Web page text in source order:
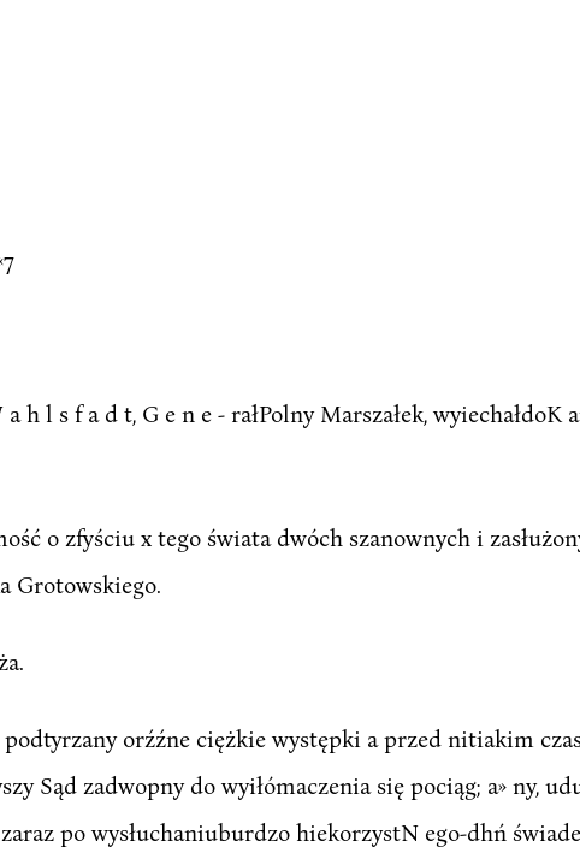
h l s f a d t, G e n e - rałPolny Marszałek,
o zfyściu x tego świata dwóch szanownych i
Grotowskiego.
orźźne ciężkie występki a przed nitiakim
Sąd zadwopny do wyiłómaczenia się pociąg; a» ny,
po wysłuchaniuburdzo hiekorzystN ego-dhń